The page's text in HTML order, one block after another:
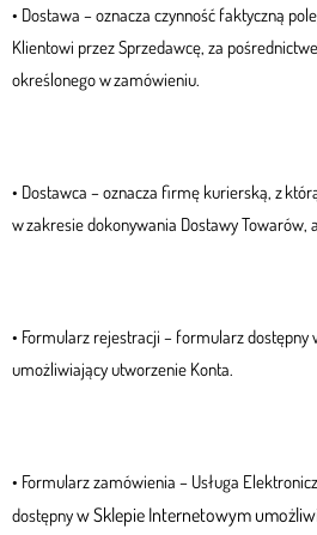
• Dostawa – oznacza czynność faktyczną
Klientowi przez Sprzedawcę, za
określonego w zamówieniu.
• Dostawca – oznacza firmę kurierską, z
w zakresie dokonywania Dostawy Towarów,
• Formularz rejestracji – formularz dostępny
umożliwiający utworzenie Konta.
• Formularz zamówienia – Usługa
dostępnyw Sklepie Internetowym